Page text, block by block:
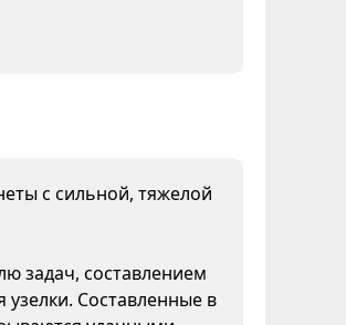
с сильной, тяжелой
задач, составлением
Составленные в